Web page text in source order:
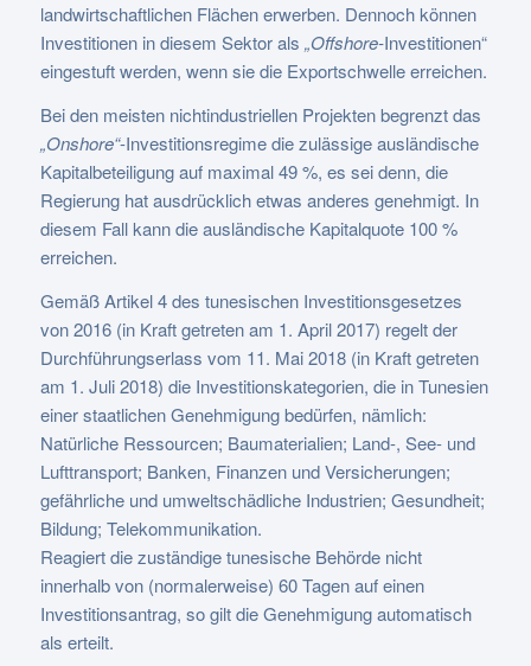
landwirtschaftlichen Flächen erwerben. Dennoch können
Investitionen in diesem Sektor als „Offshore-Investitionen“
eingestuft werden, wenn sie die Exportschwelle erreichen.
Bei den meisten nichtindustriellen Projekten begrenzt das
„Onshore“-Investitionsregime die zulässige ausländische
Kapitalbeteiligung auf maximal 49 %, es sei denn, die
Regierung hat ausdrücklich etwas anderes genehmigt. In
diesem Fall kann die ausländische Kapitalquote 100 %
erreichen.
Gemäß Artikel 4 des tunesischen Investitionsgesetzes
von 2016 (in Kraft getreten am 1. April 2017) regelt der
Durchführungserlass vom 11. Mai 2018 (in Kraft getreten
am 1. Juli 2018) die Investitionskategorien, die in Tunesien
einer staatlichen Genehmigung bedürfen, nämlich:
Natürliche Ressourcen; Baumaterialien; Land-, See- und
Lufttransport; Banken, Finanzen und Versicherungen;
gefährliche und umweltschädliche Industrien; Gesundheit;
Bildung; Telekommunikation.
Reagiert die zuständige tunesische Behörde nicht
innerhalb von (normalerweise) 60 Tagen auf einen
Investitionsantrag, so gilt die Genehmigung automatisch
als erteilt.